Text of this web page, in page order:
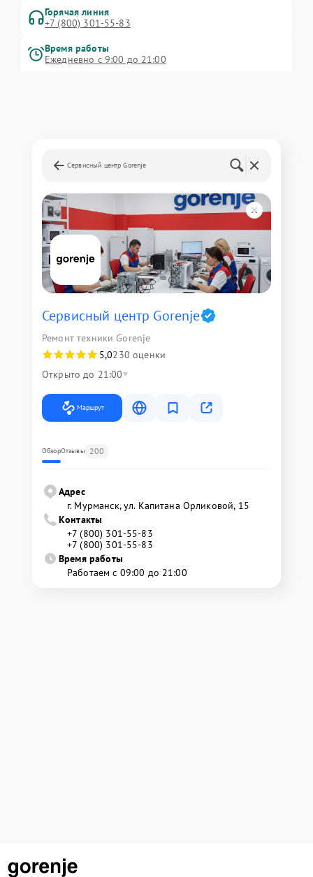
Горячая линия
+7 (800) 301-55-83
Время работы
Ежедневно с 9:00 до 21:00
Сервисный центр Gorenje
Сервисный центр Gorenje
Ремонт техники Gorenje
5,0230 оценки
Открыто до 21:00
Маршрут
ОбзорОтзывы 200
Адрес
г. Мурманск, ул. Капитана Орликовой, 15
Контакты
+7 (800) 301-55-83
+7 (800) 301-55-83
Время работы
Работаем с 09:00 до 21:00